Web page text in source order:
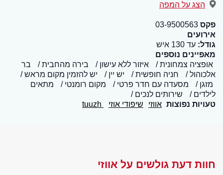
הצג על המפה
פקס 03-9500563
אירועים
גודל: עד 130 איש
מאפיינים נוספים
אופציה צמחונית
איזור ללא עישון בירה מהחבית
בר
אלכוהול
חניה חופשית יש יין
יש להזמין מקום מראש
מזגן
מסעדה עם חדר פרטי מקום רומנטי
מתאים
לילדים
שירותים לנכים
טעויות נפוצות אווזי שיפודי אוזי
חוות דעת גולשים על אווזי